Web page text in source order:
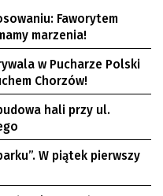
Faworytem
marzenia!
w Pucharze Polski
Chorzów!
hali przy ul.
W piątek pierwszy